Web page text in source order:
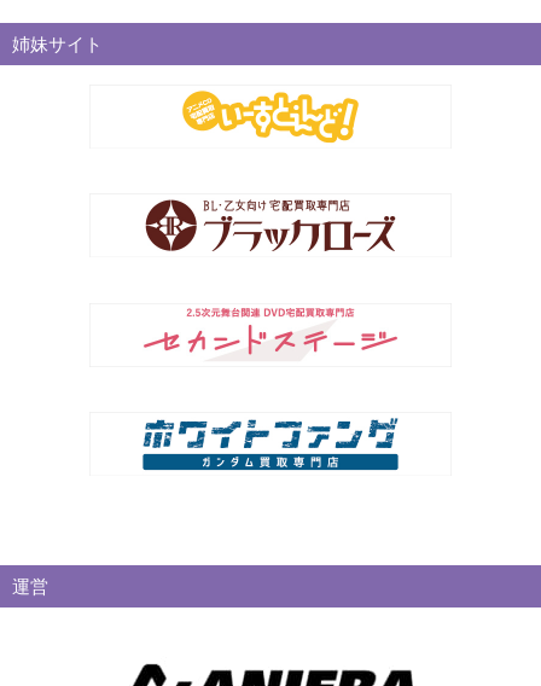
姉妹サイト
運営